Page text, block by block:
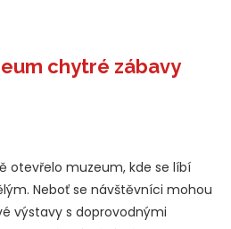
chytré zábavy
otevřelo muzeum, kde se líbí
Neboť se návštěvníci mohou
výstavy s doprovodnými